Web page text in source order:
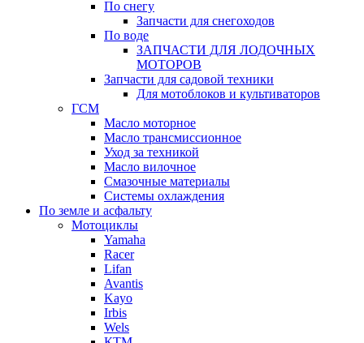
По снегу
Запчасти для снегоходов
По воде
ЗАПЧАСТИ ДЛЯ ЛОДОЧНЫХ
МОТОРОВ
Запчасти для садовой техники
Для мотоблоков и культиваторов
ГСМ
Масло моторное
Масло трансмиссионное
Уход за техникой
Масло вилочное
Смазочные материалы
Системы охлаждения
По земле и асфальту
Мотоциклы
Yamaha
Racer
Lifan
Avantis
Kayo
Irbis
Wels